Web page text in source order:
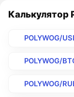
Калькулятор
POLYWOG/
POLYWOG/
POLYWOG/